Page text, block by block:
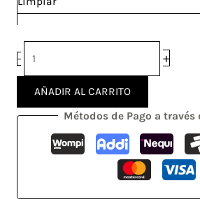
- +
AÑADIR AL CARRITO
Métodos de Pago a través